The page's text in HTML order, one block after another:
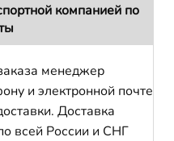
компанией по
менеджер
и электронной почте
Доставка
всей России и СНГ